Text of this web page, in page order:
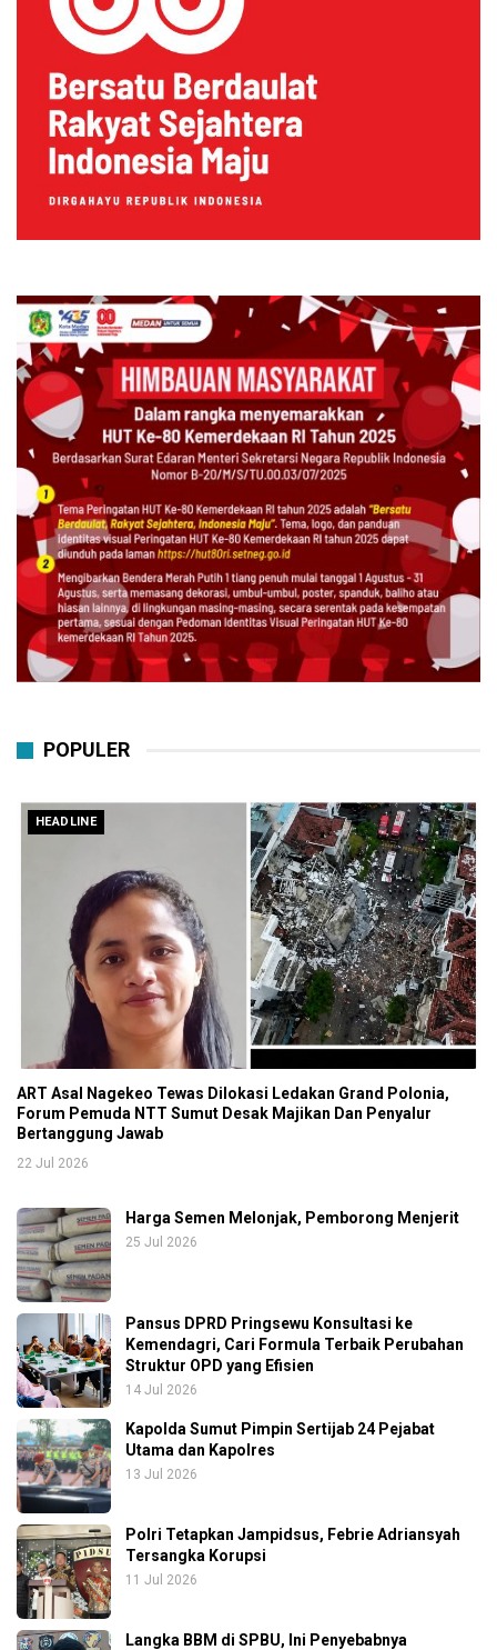
POPULER
HEADLINE
ART Asal Nagekeo Tewas Dilokasi Ledakan Grand Polonia,
Forum Pemuda NTT Sumut Desak Majikan Dan Penyalur
Bertanggung Jawab
22 Jul 2026
Harga Semen Melonjak, Pemborong Menjerit
25 Jul 2026
Pansus DPRD Pringsewu Konsultasi ke
Kemendagri, Cari Formula Terbaik Perubahan
Struktur OPD yang Efisien
14 Jul 2026
Kapolda Sumut Pimpin Sertijab 24 Pejabat
Utama dan Kapolres
13 Jul 2026
Polri Tetapkan Jampidsus, Febrie Adriansyah
Tersangka Korupsi
11 Jul 2026
Langka BBM di SPBU, Ini Penyebabnya